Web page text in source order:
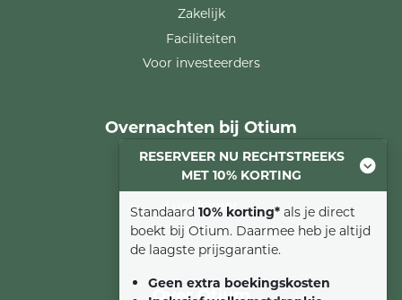
RESERVEER NU RECHTSTREEKS
MET 10% KORTING
Standaard 10% korting* als je direct
boekt bij Otium. Daarmee heb je altijd
de laagste prijsgarantie.
Geen extra boekingskosten
Zakelijk
Faciliteiten
Voor investeerders
Overnachten bij Otium
Comfort kamer
Familiesuite
Luxe kamer
Suite
Over Otium